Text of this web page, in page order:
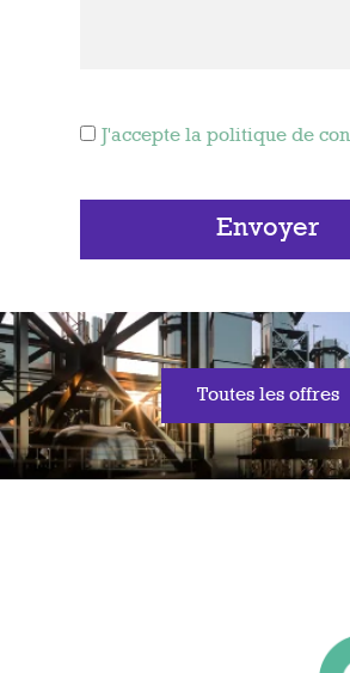
J'accepte la politique de
Envoyer
Toutes les offres